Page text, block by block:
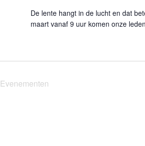
De lente hangt in de lucht en dat
maart vanaf 9 uur komen onze
Evenementen